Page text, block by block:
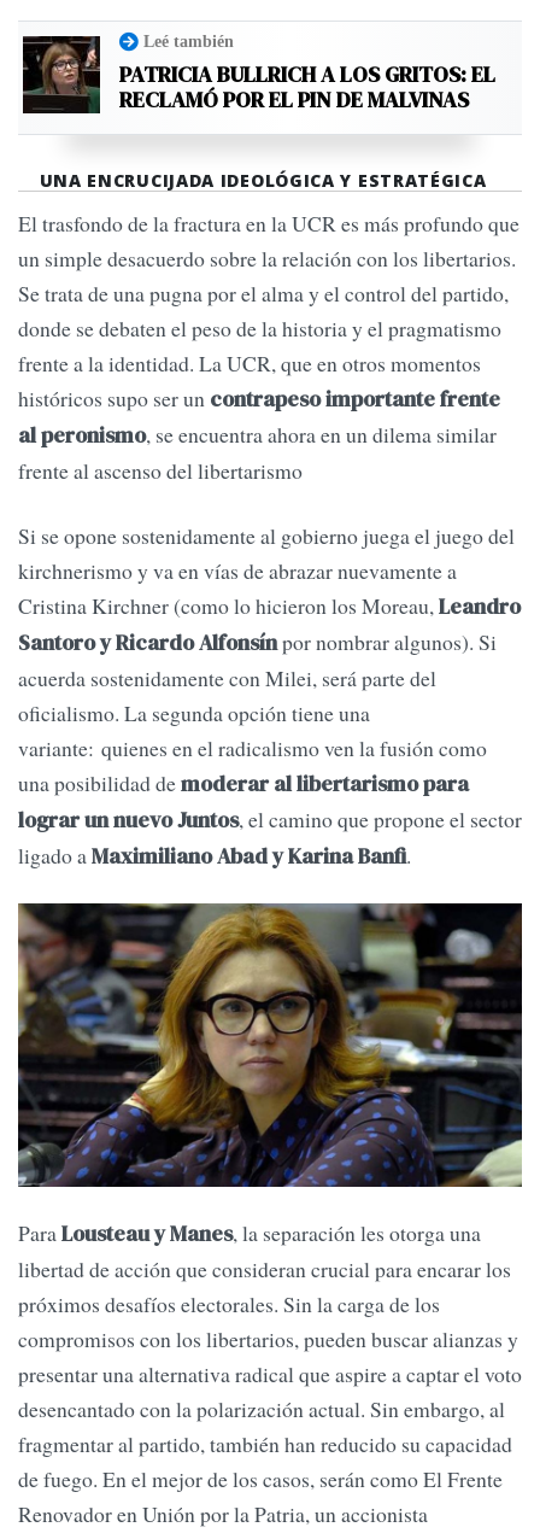
Leé también
PATRICIA BULLRICH A LOS GRITOS: EL
RECLAMÓ POR EL PIN DE MALVINAS
UNA ENCRUCIJADA IDEOLÓGICA Y ESTRATÉGICA
El trasfondo de la fractura en la UCR es más profundo que
un simple desacuerdo sobre la relación con los libertarios.
Se trata de una pugna por el alma y el control del partido,
donde se debaten el peso de la historia y el pragmatismo
frente a la identidad. La UCR, que en otros momentos
históricos supo ser un contrapeso importante frente
al peronismo, se encuentra ahora en un dilema similar
frente al ascenso del libertarismo
Si se opone sostenidamente al gobierno juega el juego del
kirchnerismo y va en vías de abrazar nuevamente a
Cristina Kirchner (como lo hicieron los Moreau,Leandro
Santoro y Ricardo Alfonsínpor nombrar algunos). Si
acuerda sostenidamente con Milei, será parte del
oficialismo. La segunda opción tiene una
variante: quienes en el radicalismo ven la fusión como
una posibilidad demoderar al libertarismo para
lograr un nuevo Juntos, el camino que propone el sector
ligado aMaximiliano Abad y Karina Banfi.
ParaLousteau y Manes, la separación les otorga una
libertad de acción que consideran crucial para encarar los
próximos desafíos electorales. Sin la carga de los
compromisos con los libertarios, pueden buscar alianzas y
presentar una alternativa radical que aspire a captar el voto
desencantado con la polarización actual. Sin embargo, al
fragmentar al partido, también han reducido su capacidad
de fuego. En el mejor de los casos, serán como El Frente
Renovador en Unión por la Patria, un accionista